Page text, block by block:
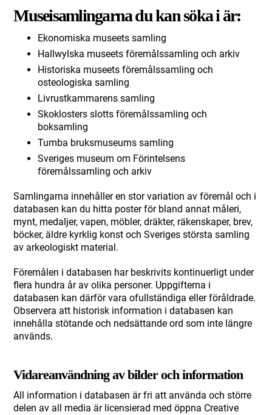
Museisamlingarna du kan söka i är:
Ekonomiska museets samling
Hallwylska museets föremålssamling och arkiv
Historiska museets föremålssamling och
osteologiska samling
Livrustkammarens samling
Skoklosters slotts föremålssamling och
boksamling
Tumba bruksmuseums samling
Sveriges museum om Förintelsens
föremålssamling och arkiv
Samlingarna innehåller en stor variation av föremål och i
databasen kan du hitta poster för bland annat måleri,
mynt, medaljer, vapen, möbler, dräkter, räkenskaper, brev,
böcker, äldre kyrklig konst och Sveriges största samling
av arkeologiskt material.
Föremålen i databasen har beskrivits kontinuerligt under
flera hundra år av olika personer. Uppgifterna i
databasen kan därför vara ofullständiga eller föråldrade.
Observera att historisk information i databasen kan
innehålla stötande och nedsättande ord som inte längre
används.
Vidareanvändning av bilder och information
All information i databasen är fri att använda och större
delen av all media är licensierad med öppna Creative